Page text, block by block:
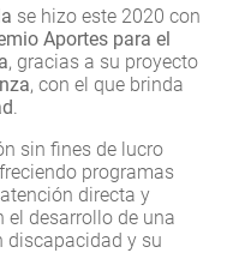
se hizo este 2020 con
Aportes para el
, gracias a su proyecto
, con el que brinda
.
sin fines de lucro
programas
directa y
el desarrollo de una
discapacidad y su